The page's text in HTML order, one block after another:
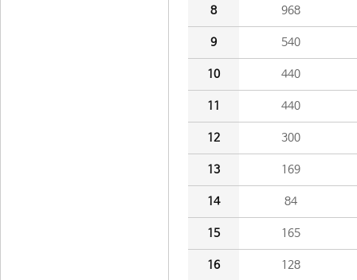
8 968
9 540
10 440
11 440
12 300
13 169
14 84
15 165
16 128